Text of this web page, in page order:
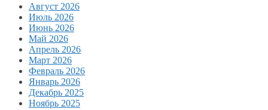
Август 2026
Июль 2026
Июнь 2026
Май 2026
Апрель 2026
Март 2026
Февраль 2026
Январь 2026
Декабрь 2025
Ноябрь 2025